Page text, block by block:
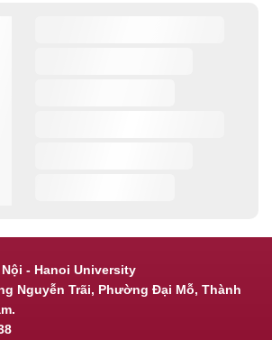
- Hanoi University
Nguyễn Trãi, Phường Đại Mỗ, Thành